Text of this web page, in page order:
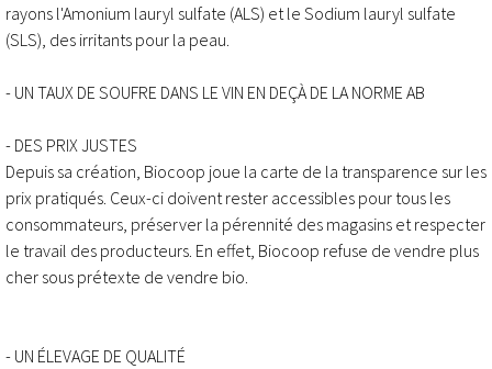
rayons l'Amonium lauryl sulfate (ALS) et le Sodium lauryl sulfate
(SLS), des irritants pour la peau.
- UN TAUX DE SOUFRE DANS LE VIN EN DEÇÀ DE LA NORME AB
- DES PRIX JUSTES
Depuis sa création, Biocoop joue la carte de la transparence sur les
prix pratiqués. Ceux-ci doivent rester accessibles pour tous les
consommateurs, préserver la pérennité des magasins et respecter
le travail des producteurs. En effet, Biocoop refuse de vendre plus
cher sous prétexte de vendre bio.
- UN ÉLEVAGE DE QUALITÉ